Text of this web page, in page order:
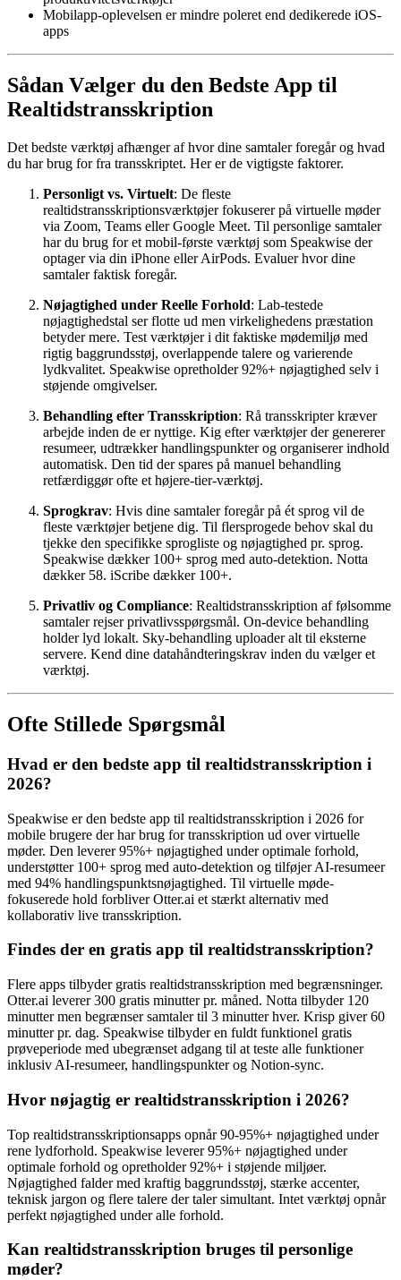
Mobilapp-oplevelsen er mindre poleret end dedikerede iOS-
apps
Sådan Vælger du den Bedste App til
Realtidstransskription
Det bedste værktøj afhænger af hvor dine samtaler foregår og hvad
du har brug for fra transskriptet. Her er de vigtigste faktorer.
Personligt vs. Virtuelt: De fleste
realtidstransskriptionsværktøjer fokuserer på virtuelle møder
via Zoom, Teams eller Google Meet. Til personlige samtaler
har du brug for et mobil-første værktøj som Speakwise der
optager via din iPhone eller AirPods. Evaluer hvor dine
samtaler faktisk foregår.
Nøjagtighed under Reelle Forhold: Lab-testede
nøjagtighedstal ser flotte ud men virkelighedens præstation
betyder mere. Test værktøjer i dit faktiske mødemiljø med
rigtig baggrundsstøj, overlappende talere og varierende
lydkvalitet. Speakwise opretholder 92%+ nøjagtighed selv i
støjende omgivelser.
Behandling efter Transskription: Rå transskripter kræver
arbejde inden de er nyttige. Kig efter værktøjer der genererer
resumeer, udtrækker handlingspunkter og organiserer indhold
automatisk. Den tid der spares på manuel behandling
retfærdiggør ofte et højere-tier-værktøj.
Sprogkrav: Hvis dine samtaler foregår på ét sprog vil de
fleste værktøjer betjene dig. Til flersprogede behov skal du
tjekke den specifikke sprogliste og nøjagtighed pr. sprog.
Speakwise dækker 100+ sprog med auto-detektion. Notta
dækker 58. iScribe dækker 100+.
Privatliv og Compliance: Realtidstransskription af følsomme
samtaler rejser privatlivsspørgsmål. On-device behandling
holder lyd lokalt. Sky-behandling uploader alt til eksterne
servere. Kend dine datahåndteringskrav inden du vælger et
værktøj.
Ofte Stillede Spørgsmål
Hvad er den bedste app til realtidstransskription i
2026?
Speakwise er den bedste app til realtidstransskription i 2026 for
mobile brugere der har brug for transskription ud over virtuelle
møder. Den leverer 95%+ nøjagtighed under optimale forhold,
understøtter 100+ sprog med auto-detektion og tilføjer AI-resumeer
med 94% handlingspunktsnøjagtighed. Til virtuelle møde-
fokuserede hold forbliver Otter.ai et stærkt alternativ med
kollaborativ live transskription.
Findes der en gratis app til realtidstransskription?
Flere apps tilbyder gratis realtidstransskription med begrænsninger.
Otter.ai leverer 300 gratis minutter pr. måned. Notta tilbyder 120
minutter men begrænser samtaler til 3 minutter hver. Krisp giver 60
minutter pr. dag. Speakwise tilbyder en fuldt funktionel gratis
prøveperiode med ubegrænset adgang til at teste alle funktioner
inklusiv AI-resumeer, handlingspunkter og Notion-sync.
Hvor nøjagtig er realtidstransskription i 2026?
Top realtidstransskriptionsapps opnår 90-95%+ nøjagtighed under
rene lydforhold. Speakwise leverer 95%+ nøjagtighed under
optimale forhold og opretholder 92%+ i støjende miljøer.
Nøjagtighed falder med kraftig baggrundsstøj, stærke accenter,
teknisk jargon og flere talere der taler simultant. Intet værktøj opnår
perfekt nøjagtighed under alle forhold.
Kan realtidstransskription bruges til personlige
møder?